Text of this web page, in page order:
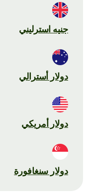
جنيه استرليني
دولار أسترالي
دولار أمريكي
دولار سنغافورة